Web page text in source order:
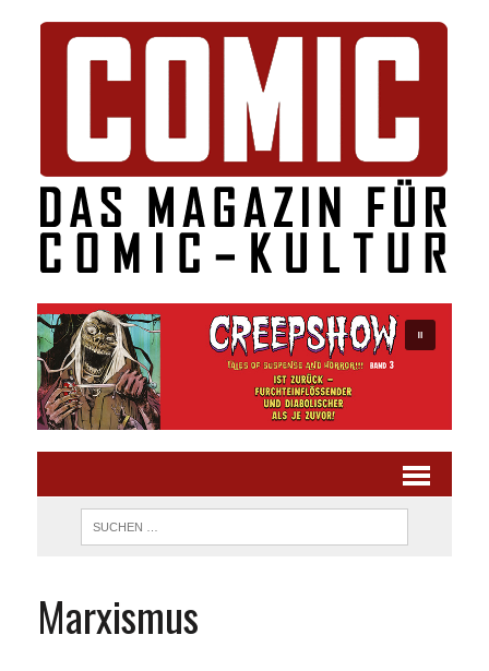
Marxismus